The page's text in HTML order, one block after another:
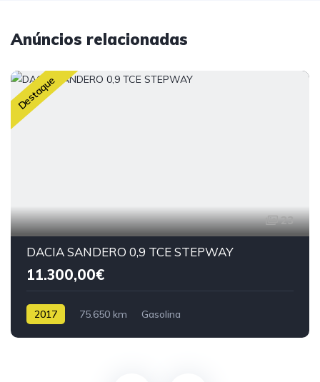
Anúncios relacionadas
Destaque
23
DACIA SANDERO 0,9 TCE STEPWAY
11.300,00€
2017 75.650 km Gasolina